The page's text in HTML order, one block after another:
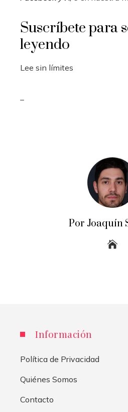
Suscríbete para
leyendo
Lee sin límites
Por Joaquín
Información
Política de Privacidad
Quiénes Somos
Contacto